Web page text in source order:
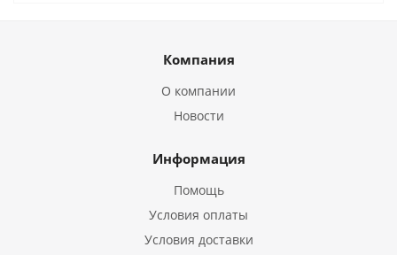
Компания
О компании
Новости
Информация
Помощь
Условия оплаты
Условия доставки